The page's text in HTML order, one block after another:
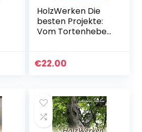
HolzWerken Die
besten Projekte:
Vom Tortenheber
detaillierte
€22.00